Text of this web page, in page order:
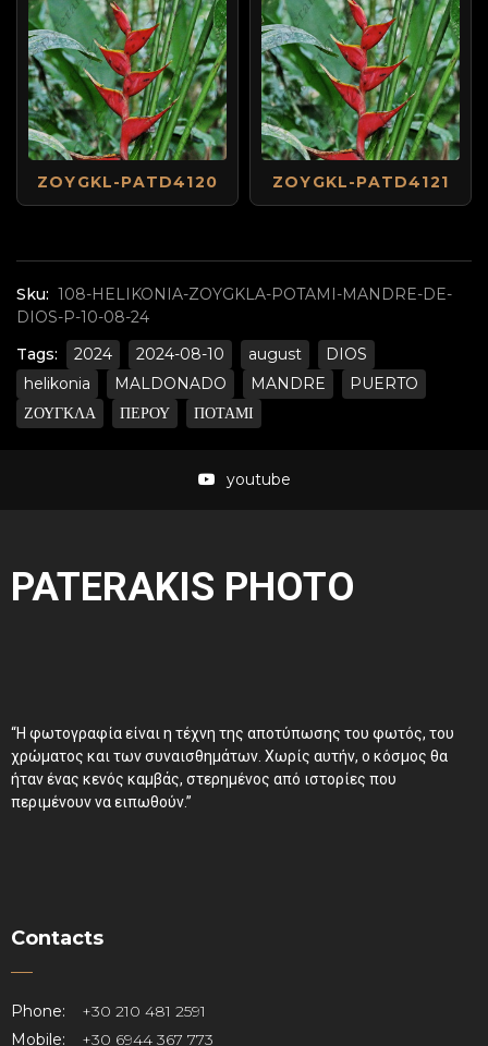
Sku: 108-HELIKONIA-ZOYGKLA-POTAMI-MANDRE-DE-
DIOS-P-10-08-24
Tags:
2024 2024-08-10 august
DIOS
helikonia
MALDONADO MANDRE
PUERTO
ΖΟΥΓΚΛΑ
ΠΕΡΟΥ ΠΟΤΑΜΙ
ZOYGKL-PATD4120 ZOYGKL-PATD4121
youtube
PATERAKIS PHOTO
“Η φωτογραφία είναι η τέχνη της αποτύπωσης του φωτός, του
χρώματος και των συναισθημάτων. Χωρίς αυτήν, ο κόσμος θα
ήταν ένας κενός καμβάς, στερημένος από ιστορίες που
περιμένουν να ειπωθούν.”
Contacts
Phone:
+30 210 481 2591
Mobile:
+30 6944 367 773